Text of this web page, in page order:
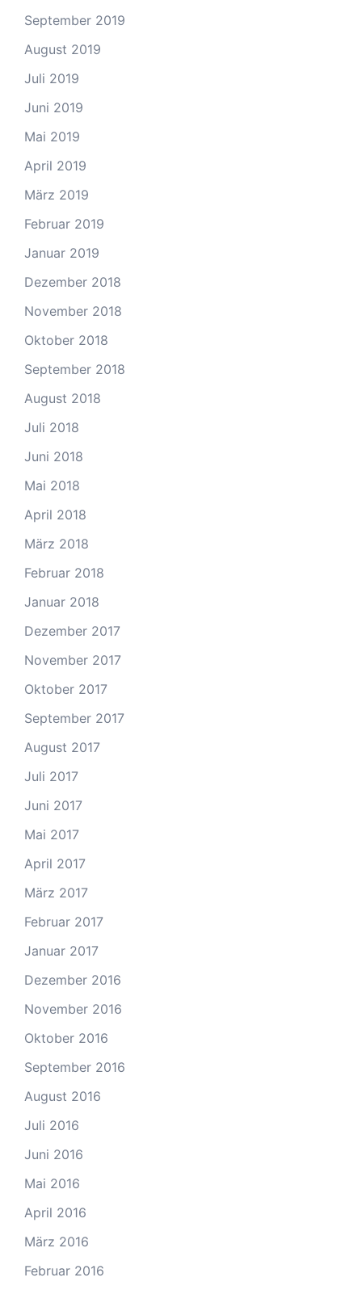
September 2019
August 2019
Juli 2019
Juni 2019
Mai 2019
April 2019
März 2019
Februar 2019
Januar 2019
Dezember 2018
November 2018
Oktober 2018
September 2018
August 2018
Juli 2018
Juni 2018
Mai 2018
April 2018
März 2018
Februar 2018
Januar 2018
Dezember 2017
November 2017
Oktober 2017
September 2017
August 2017
Juli 2017
Juni 2017
Mai 2017
April 2017
März 2017
Februar 2017
Januar 2017
Dezember 2016
November 2016
Oktober 2016
September 2016
August 2016
Juli 2016
Juni 2016
Mai 2016
April 2016
März 2016
Februar 2016